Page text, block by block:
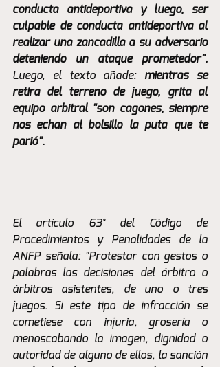
conducta antideportiva y luego, ser
culpable de conducta antideportiva al
realizar una zancadilla a su adversario
Luego, el texto añade: mientras se
retira del terreno de juego, grita al
equipo arbitral "son cagones, siempre
nos echan al bolsillo la puta que te
parió".
El artículo 63° del Código de
Procedimientos y Penalidades de la
ANFP señala: "Protestar con gestos o
palabras las decisiones del árbitro o
árbitros asistentes, de uno o tres
juegos. Si este tipo de infracción se
cometiese con injuria, grosería o
menoscabando la imagen, dignidad o